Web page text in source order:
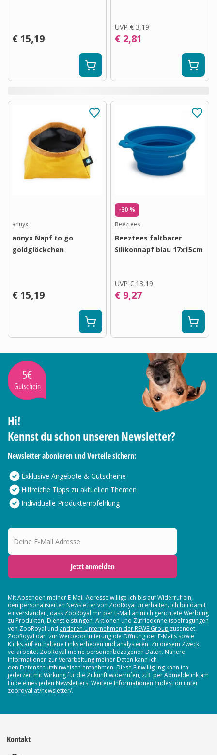
€ 15,19
UVP € 3,19
€ 2,81
annyx
annyx Napf to go
goldglöckchen
€ 15,19
-30 %
Beeztees
Beeztees faltbarer
Silikonnapf blau 17x15cm
UVP € 13,19
€ 9,27
5€
Gutschein
Hi!
Kennst du schon unseren Newsletter?
Newsletter abonieren und Vorteile sichern:
Exklusive Angebote & Gutscheine
Hilfreiche Tipps zu aktuellen Themen
Individuelle Produktempfehlung
Deine E-Mail Adresse
Jetzt anmelden
Mit Absenden meiner E-Mail-Adresse willige ich bis auf Widerruf ein,
den personalisierten Newslettervon ZooRoyal zu erhalten. Ich bin damit
einverstanden, dass ZooRoyal mir per E-Mail an mich gerichtete Werbung
zu Produkten, Dienstleistungen, Aktionen und Zufriedenheitsbefragungen
von ZooRoyal und anderen Unternehmen der REWE Group zusendet.
ZooRoyal darf zur Werbeoptimierung die Öffnung der E-Mails sowie
Klicks auf enthaltene Links erheben und analysieren. Zu diesem Zweck
verarbeitet ZooRoyal meine personenbezogenen Daten. Nähere
Informationen zur Verarbeitung meiner Daten kann ich
den Datenschutzhinweisen entnehmen. Diese Einwilligung kann ich
jederzeit mit Wirkung für die Zukunft widerrufen, z.B. per Abmeldelink am
Ende eines jeden Newsletters. Weitere Informationen findest du unter
zooroyal.at/newsletter/.
Kontakt